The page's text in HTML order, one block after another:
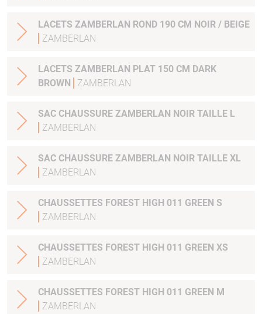
LACETS ZAMBERLAN ROND 190 CM NOIR / BEIGE
ZAMBERLAN
LACETS ZAMBERLAN PLAT 150 CM DARK
BROWN
ZAMBERLAN
SAC CHAUSSURE ZAMBERLAN NOIR TAILLE L
ZAMBERLAN
SAC CHAUSSURE ZAMBERLAN NOIR TAILLE XL
ZAMBERLAN
CHAUSSETTES FOREST HIGH 011 GREEN S
ZAMBERLAN
CHAUSSETTES FOREST HIGH 011 GREEN XS
ZAMBERLAN
CHAUSSETTES FOREST HIGH 011 GREEN M
ZAMBERLAN